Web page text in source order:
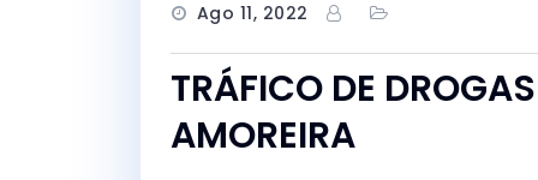
Ago 11, 2022
TRÁFICO DE
AMOREIRA